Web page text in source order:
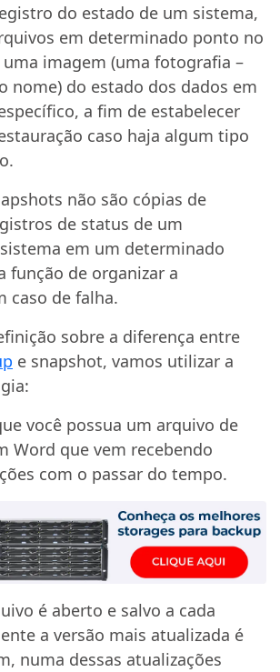
do estado de um sistema,
em determinado ponto no
imagem (uma fotografia –
nome) do estado dos dados em
a fim de estabelecer
caso haja algum tipo
não são cópias de
de status de um
em um determinado
função de organizar a
caso de falha.
sobre a diferença entre
e snapshot, vamos utilizar a
você possua um arquivo de
Word que vem recebendo
com o passar do tempo.
é aberto e salvo a cada
a versão mais atualizada é
numa dessas atualizações